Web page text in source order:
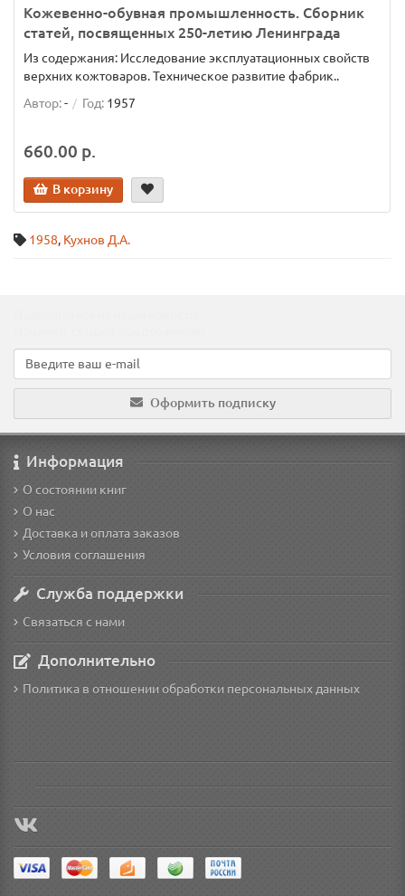
Кожевенно-обувная промышленность. Сборник
статей, посвященных 250-летию Ленинграда
Из содержания: Исследование эксплуатационных свойств
верхних кожтоваров. Техническое развитие фабрик..
Автор:- Год: 1957
660.00 р.
В корзину
1958, Кухнов Д.А.
Оформить подписку
Информация
О состоянии книг
О нас
Доставка и оплата заказов
Условия соглашения
Служба поддержки
Связаться с нами
Дополнительно
Политика в отношении обработки персональных данных